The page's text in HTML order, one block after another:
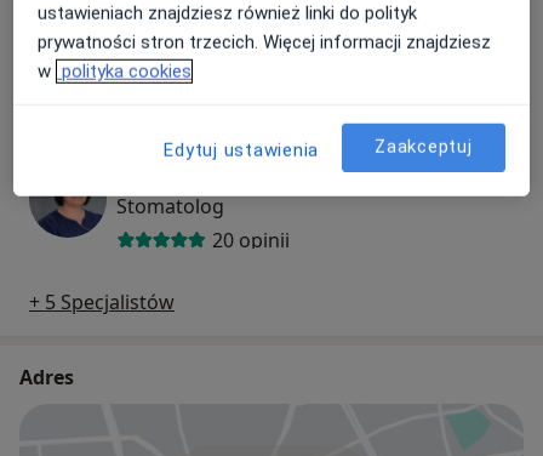
lek. dent. Krzysztof Mól
lek. dent. Magdalena Woźniak
Stomatolog
20 opinii
+ 5 Specjalistów
Adres
ustawieniach znajdziesz również linki do polityk
prywatności stron trzecich. Więcej informacji znajdziesz
w polityka cookies
Edytuj ustawienia Zaakceptuj